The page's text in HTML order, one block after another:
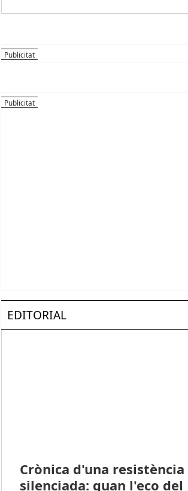
EDITORIAL
Crònica d'una resistència
silenciada: quan l'eco del